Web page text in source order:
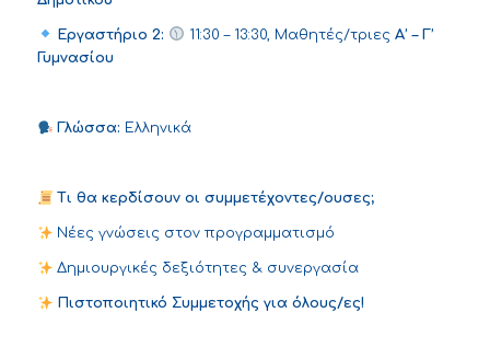
Εργαστήριο 2: 11:30 – 13:30, Μαθητές/τριεςΑ’ – Γ’
Γυμνασίου
Γλώσσα: Ελληνικά
Τι θα κερδίσουν οι συμμετέχοντες/ουσες;
Νέες γνώσεις στον προγραμματισμό
Δημιουργικές δεξιότητες & συνεργασία
Πιστοποιητικό Συμμετοχής για όλους/ες!